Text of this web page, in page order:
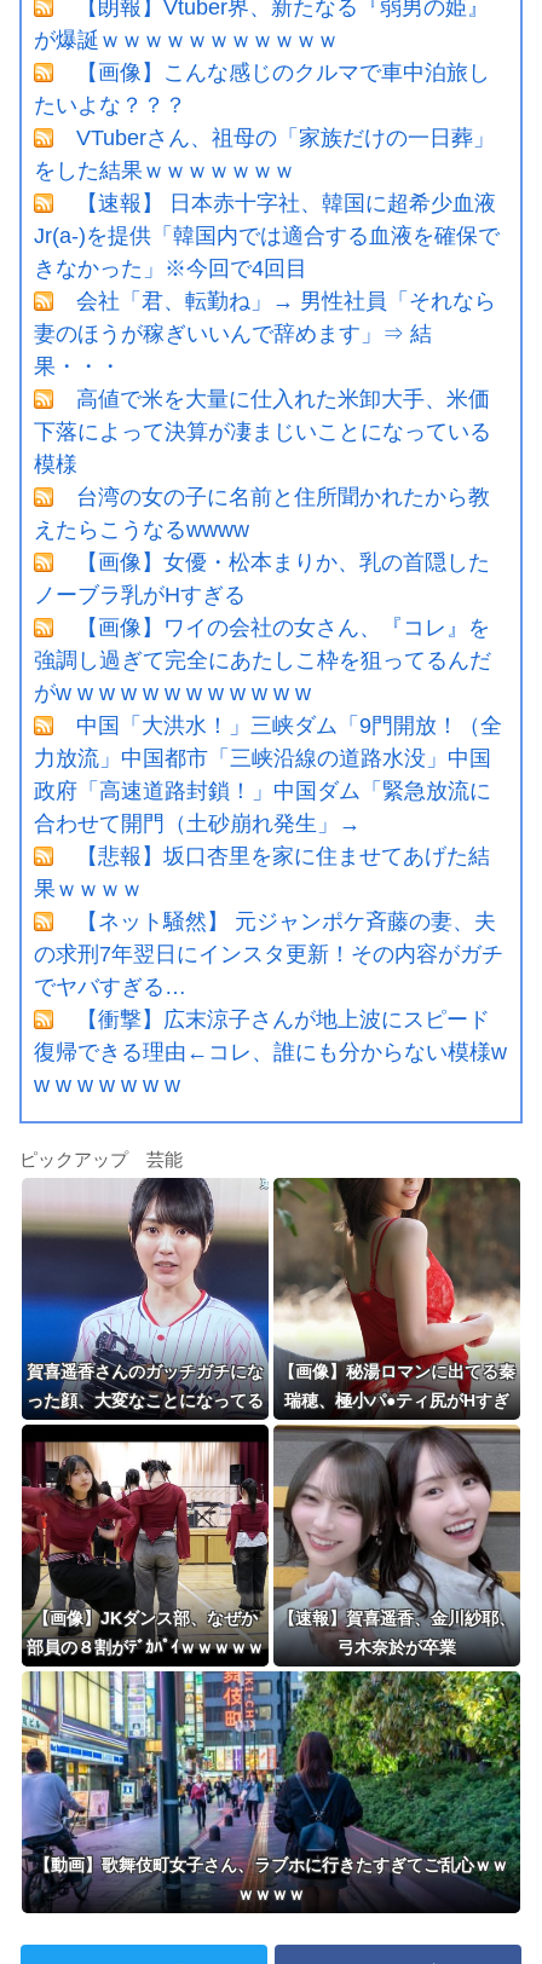
【朗報】Vtuber界、新たなる『弱男の姫』
が爆誕ｗｗｗｗｗｗｗｗｗｗｗ
【画像】こんな感じのクルマで車中泊旅し
たいよな？？？
VTuberさん、祖母の「家族だけの一日葬」
をした結果ｗｗｗｗｗｗｗ
【速報】 日本赤十字社、韓国に超希少血液
Jr(a-)を提供「韓国内では適合する血液を確保で
きなかった」※今回で4回目
会社「君、転勤ね」→ 男性社員「それなら
妻のほうが稼ぎいいんで辞めます」⇒ 結
果・・・
高値で米を大量に仕入れた米卸大手、米価
下落によって決算が凄まじいことになっている
模様
台湾の女の子に名前と住所聞かれたから教
えたらこうなるwwww
【画像】女優・松本まりか、乳の首隠した
ノーブラ乳がHすぎる
【画像】ワイの会社の女さん、『コレ』を
強調し過ぎて完全にあたしこ枠を狙ってるんだ
がw w w w w w w w w w w w
中国「大洪水！」三峡ダム「9門開放！（全
力放流」中国都市「三峡沿線の道路水没」中国
政府「高速道路封鎖！」中国ダム「緊急放流に
合わせて開門（土砂崩れ発生」→
【悲報】坂口杏里を家に住ませてあげた結
果ｗｗｗｗ
【ネット騒然】 元ジャンポケ斉藤の妻、夫
の求刑7年翌日にインスタ更新！その内容がガチ
でヤバすぎる…
【衝撃】広末涼子さんが地上波にスピード
復帰できる理由←コレ、誰にも分からない模様w
w w w w w w w
ピックアップ 芸能
賀喜遥香さんのガッチガチにな
った顔、大変なことになってる
って...
【画像】秘湯ロマンに出てる秦
瑞穂、極小パ●ティ尻がHすぎ
る
【画像】JKダンス部、なぜか
部員の８割がﾃﾞｶﾊﾟｲｗｗｗｗｗ
【速報】賀喜遥香、金川紗耶、
弓木奈於が卒業
【動画】歌舞伎町女子さん、ラブホに行きたすぎてご乱心ｗｗ
ｗｗｗｗ